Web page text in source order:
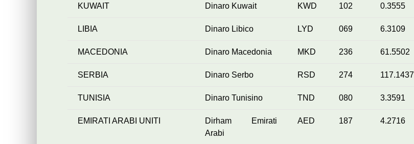
KUWAIT Dinaro Kuwait KWD 102 0.3555
LIBIA Dinaro Libico LYD 069 6.3109
MACEDONIA Dinaro Macedonia MKD 236 61.5502
SERBIA Dinaro Serbo RSD 274 117.1437
TUNISIA Dinaro Tunisino TND 080 3.3591
EMIRATI ARABI UNITI
Dirham Emirati
Arabi
AED 187 4.2716